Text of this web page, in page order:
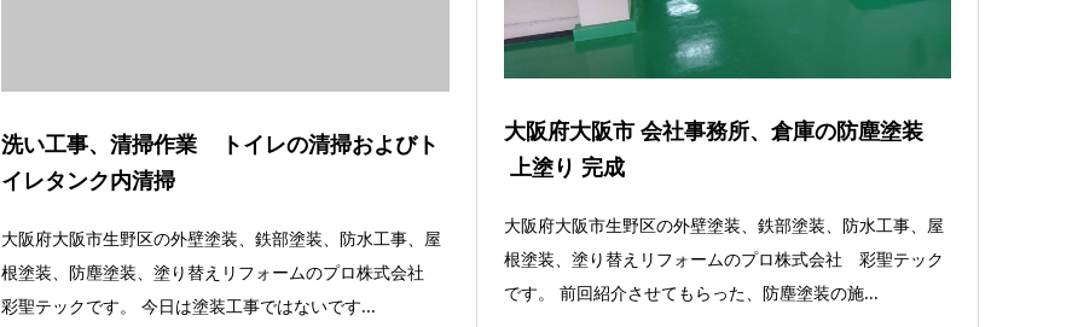
洗い工事、清掃作業 トイレの清掃およびト
イレタンク内清掃
大阪府大阪市生野区の外壁塗装、鉄部塗装、防水工事、屋
根塗装、防塵塗装、塗り替えリフォームのプロ株式会社
彩聖テックです。 今日は塗装工事ではないです...
大阪府大阪市 会社事務所、倉庫の防塵塗装
上塗り 完成
大阪府大阪市生野区の外壁塗装、鉄部塗装、防水工事、屋
根塗装、塗り替えリフォームのプロ株式会社 彩聖テック
です。 前回紹介させてもらった、防塵塗装の施...